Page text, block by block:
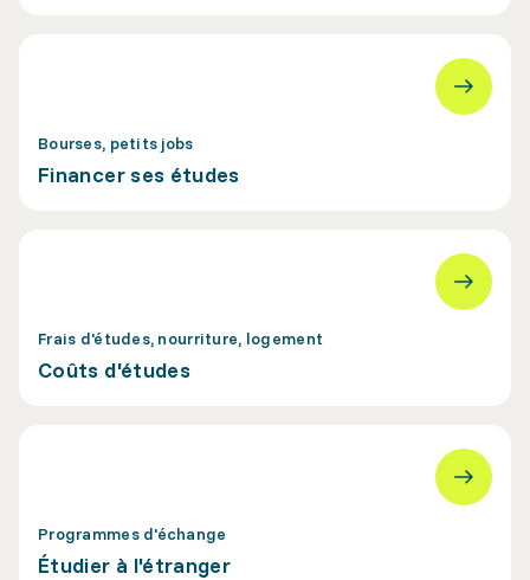
Bourses, petits jobs
Financer ses études
Frais d'études, nourriture, logement
Coûts d'études
Programmes d'échange
Étudier à l'étranger